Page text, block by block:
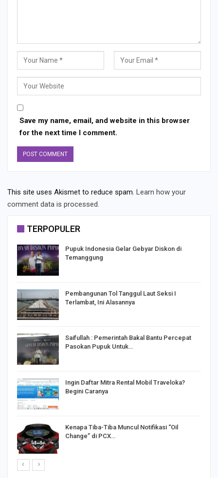
Save my name, email, and website in this browser
for the next time I comment.
This site uses Akismet to reduce spam. Learn how your
comment data is processed.
TERPOPULER
Pupuk Indonesia Gelar Gebyar Diskon di
Temanggung
Pembangunan Tol Tanggul Laut Seksi I
Terlambat, Ini Alasannya
Saifullah : Pemerintah Bakal Bantu Percepat
Pasokan Pupuk Untuk…
Ingin Daftar Mitra Rental Mobil Traveloka?
Begini Caranya
Kenapa Tiba-Tiba Muncul Notifikasi “Oil
Change” di PCX…